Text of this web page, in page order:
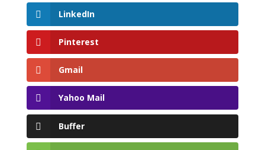
LinkedIn
Pinterest
Gmail
Yahoo Mail
Buffer